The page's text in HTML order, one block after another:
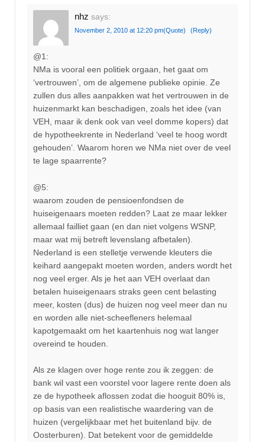
nhz says:
November 2, 2010 at 12:20 pm(Quote) (Reply)
@1:
NMa is vooral een politiek orgaan, het gaat om
‘vertrouwen’, om de algemene publieke opinie. Ze
zullen dus alles aanpakken wat het vertrouwen in de
huizenmarkt kan beschadigen, zoals het idee (van
VEH, maar ik denk ook van veel domme kopers) dat
de hypotheekrente in Nederland ‘veel te hoog wordt
gehouden’. Waarom horen we NMa niet over de veel
te lage spaarrente?
@5:
waarom zouden de pensioenfondsen de
huiseigenaars moeten redden? Laat ze maar lekker
allemaal failliet gaan (en dan niet volgens WSNP,
maar wat mij betreft levenslang afbetalen).
Nederland is een stelletje verwende kleuters die
keihard aangepakt moeten worden, anders wordt het
nog veel erger. Als je het aan VEH overlaat dan
betalen huiseigenaars straks geen cent belasting
meer, kosten (dus) de huizen nog veel meer dan nu
en worden alle niet-scheefleners helemaal
kapotgemaakt om het kaartenhuis nog wat langer
overeind te houden.
Als ze klagen over hoge rente zou ik zeggen: de
bank wil vast een voorstel voor lagere rente doen als
ze de hypotheek aflossen zodat die hooguit 80% is,
op basis van een realistische waardering van de
huizen (vergelijkbaar met het buitenland bijv. de
Oosterburen). Dat betekent voor de gemiddelde